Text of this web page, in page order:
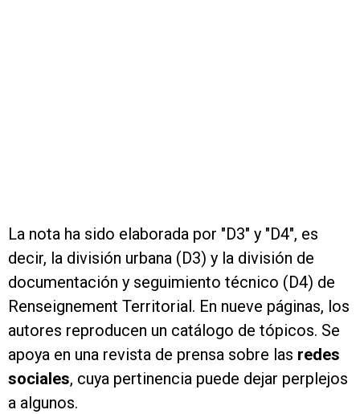
La nota ha sido elaborada por "D3" y "D4", es
decir, la división urbana (D3) y la división de
documentación y seguimiento técnico (D4) de
Renseignement Territorial. En nueve páginas, los
autores reproducen un catálogo de tópicos. Se
apoya en una revista de prensa sobre las redes
sociales, cuya pertinencia puede dejar perplejos
a algunos.